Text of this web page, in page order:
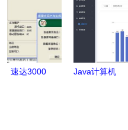
实现
你能连接别
人，别人却
速达3000
Java计算机